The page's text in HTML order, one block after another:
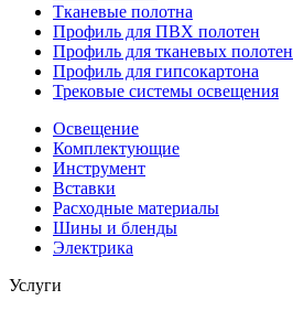
Тканевые полотна
Профиль для ПВХ полотен
Профиль для тканевых полотен
Профиль для гипсокартона
Трековые системы освещения
Освещение
Комплектующие
Инструмент
Вставки
Расходные материалы
Шины и бленды
Электрика
Услуги